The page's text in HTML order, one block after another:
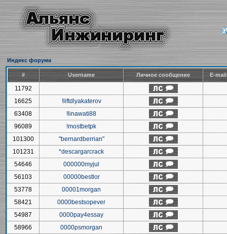
Индекс форума
# Username Личное сообщение E-
11792
16625
!liftdlyakaterov
63408
!linawati88
96089
!mostbetpk
101300
"bernardberrian"
101231
*descargarcrack
54646
000000myjul
56103
00000bestlor
53778
00001morgan
58421
0000bestsopever
54987
0000pay4essay
58966
0000psmorgan